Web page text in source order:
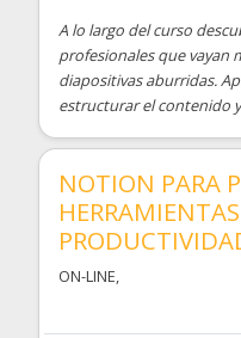
A lo largo del curso
profesionales que vayan
diapositivas aburridas.
estructurar el contenido
NOTION PARA
ON-LINE,